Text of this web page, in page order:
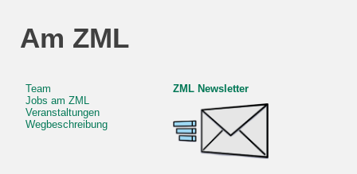
Am ZML
Team
Jobs am ZML
Veranstaltungen
Wegbeschreibung
ZML Newsletter